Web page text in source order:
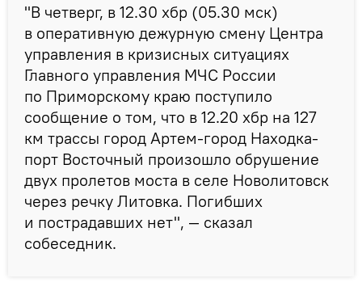
"В четверг, в 12.30 хбр (05.30 мск)
в оперативную дежурную смену Центра
управления в кризисных ситуациях
Главного управления МЧС России
по Приморскому краю поступило
сообщение о том, что в 12.20 хбр на 127
км трассы город Артем-город Находка-
порт Восточный произошло обрушение
двух пролетов моста в селе Новолитовск
через речку Литовка. Погибших
и пострадавших нет", — сказал
собеседник.